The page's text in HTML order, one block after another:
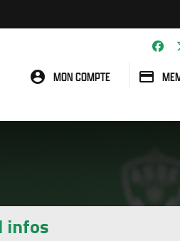
MON COMPTE
infos